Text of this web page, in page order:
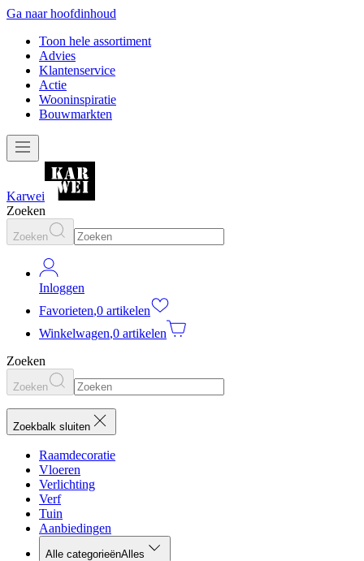
Ga naar hoofdinhoud
Toon hele assortiment
Advies
Klantenservice
Actie
Wooninspiratie
Bouwmarkten
Karwei
Zoeken
Zoeken
Inloggen
Favorieten,0 artikelen
Winkelwagen,0 artikelen
Zoeken
Zoeken
Zoekbalk sluiten
Raamdecoratie
Vloeren
Verlichting
Verf
Tuin
Aanbiedingen
Alle categorieënAlles